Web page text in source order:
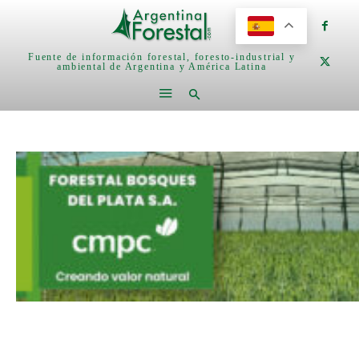
Fuente de información forestal, foresto-industrial y
ambiental de Argentina y América Latina